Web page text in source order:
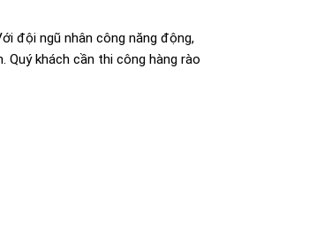
đội ngũ nhân công năng động,
khách cần thi công hàng rào